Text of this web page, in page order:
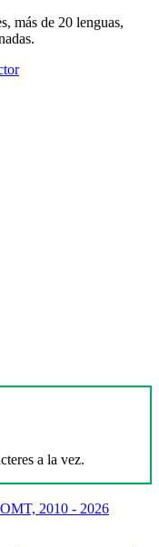
más de 20 lenguas,
a la vez.
2010 - 2026